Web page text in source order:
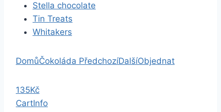
Stella chocolate
Tin Treats
Whitakers
DomůČokoláda PředchozíDalšíObjednat
135Kč
CartInfo